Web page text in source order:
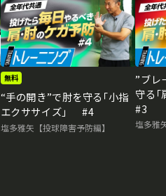
無料
“手の開き”で肘を守る｢小指
エクササイズ」 #4
塩多雅矢【投球障害予防編】
”ブレ
守る
#3
塩多雅